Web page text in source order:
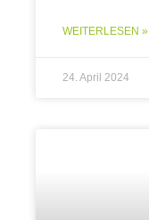
WEITERLESEN »
24. April 2024